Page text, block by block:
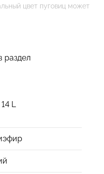
цвет пуговиц может
раздел
14 L